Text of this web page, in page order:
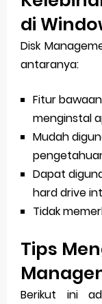
di
Disk
antaranya:
Fitur
menginstal
Mudah
Dapat
hard drive
Tidak
Tips
Berikut ini